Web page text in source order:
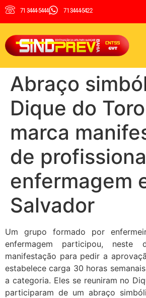
71 3444-5444 71 3444-5422
Abraço
Dique do
marca
de
enfermagem
Salvador
Um grupo formado por
enfermagem participou, neste
manifestação para pedir a
estabelece carga 30 horas
a categoria. Eles se reuniram no
participaram de um abraço